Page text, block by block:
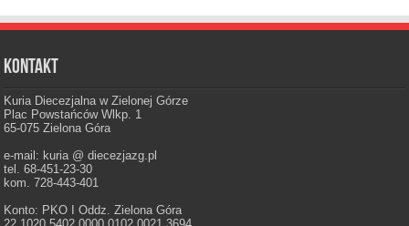
Kontakt
Kuria Diecezjalna w Zielonej Górze
Plac Powstańców Wlkp. 1
65-075 Zielona Góra
e-mail: kuria @ diecezjazg.pl
tel. 68-451-23-30
kom. 728-443-401
Konto: PKO I Oddz. Zielona Góra